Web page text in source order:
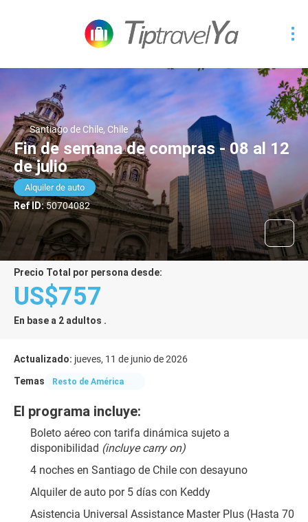
Santiago de Chile, Chile
Fin de semana de compras - 08 al 12
de julio
Alquiler de auto
Ref ID:50704082
Precio Total por persona desde:
US$757
En base a 2 adultos .
Actualizado: jueves, 11 de junio de 2026
Temas
Resto de América
El programa incluye:
Boleto aéreo con tarifa dinámica sujeto a
disponibilidad (incluye carry on)
4 noches en Santiago de Chile con desayuno
Alquiler de auto por 5 días con Keddy
Asistencia Universal Assistance Master Plus (Hasta 70